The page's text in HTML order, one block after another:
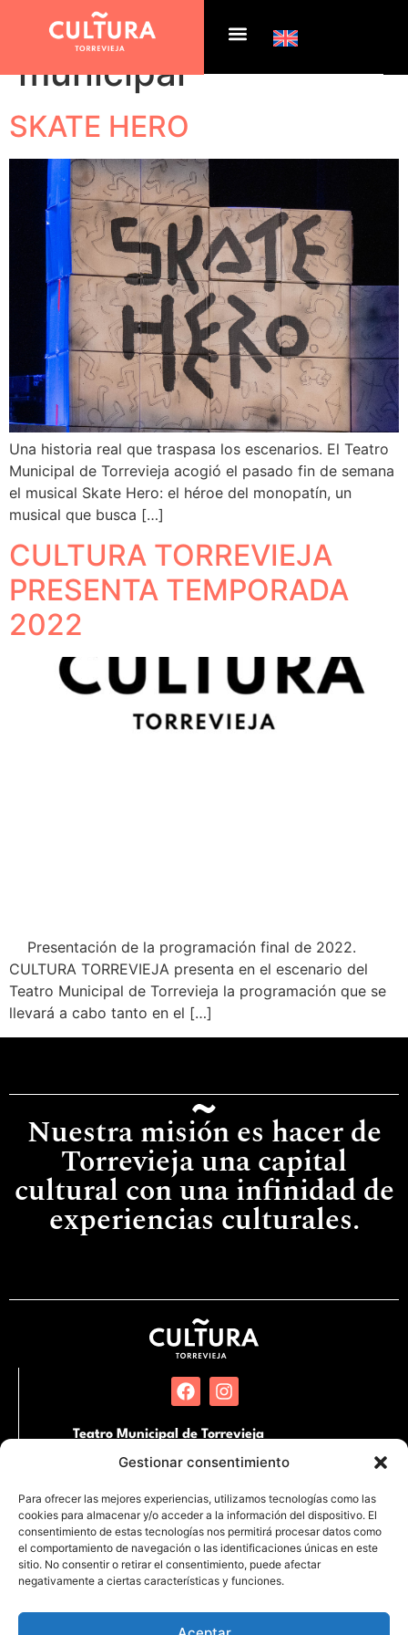
Gestionar consentimiento
Para ofrecer las mejores experiencias, utilizamos tecnologías como las
cookies para almacenar y/o acceder a la información del dispositivo. El
consentimiento de estas tecnologías nos permitirá procesar datos como
el comportamiento de navegación o las identificaciones únicas en este
sitio. No consentir o retirar el consentimiento, puede afectar
negativamente a ciertas características y funciones.
Etiqueta:
teatro
municipal
SKATE HERO
Una historia real que traspasa los escenarios. El Teatro
Municipal de Torrevieja acogió el pasado fin de semana
el musical Skate Hero: el héroe del monopatín, un
musical que busca […]
CULTURA TORREVIEJA
PRESENTA TEMPORADA
2022
Presentación de la programación final de 2022.
CULTURA TORREVIEJA presenta en el escenario del
Teatro Municipal de Torrevieja la programación que se
llevará a cabo tanto en el […]
Nuestra misión es hacer de
Torrevieja una capital
cultural con una infinidad de
experiencias culturales.
Teatro Municipal de Torrevieja
Pl. Miguel Hernández, SN. 03181 Torrevieja,
Auditorio Internacional de Torrevieja
Partida de la Loma s/n Junto al Hospital
Quirónsalud. 03183 Torrevieja, Alicante